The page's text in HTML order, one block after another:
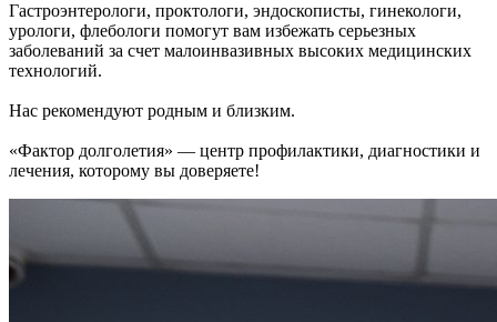
Гастроэнтерологи, проктологи, эндоскописты, гинекологи,
урологи, флебологи помогут вам избежать серьезных
заболеваний за счет малоинвазивных высоких медицинских
технологий.
Нас рекомендуют родным и близким.
«Фактор долголетия» — центр профилактики, диагностики и
лечения, которому вы доверяете!